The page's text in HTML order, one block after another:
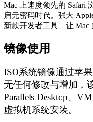
Mac 上速度领先的 Safari
启无密码时代。强大
新款开发者工具，让 Mac
镜像使用
ISO系统镜像通过苹
无任何修改与增加，
Parallels Desktop、
虚拟机系统安装。